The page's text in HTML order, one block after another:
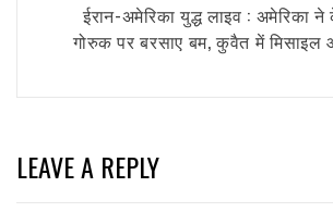
ईरान-अमेरिका युद्ध लाइव : अमेरिका
गोरुक पर बरसाए बम, कुवैत में मिसाइल
LEAVE A REPLY